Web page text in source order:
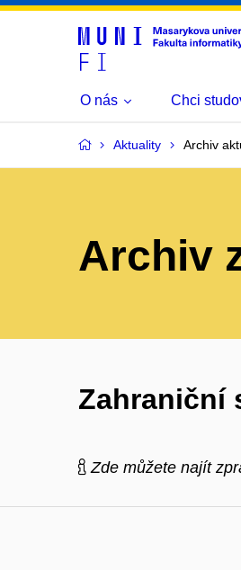
O nás Chci
Aktuality Archiv
Archiv
Zahraniční
Zde můžete najít